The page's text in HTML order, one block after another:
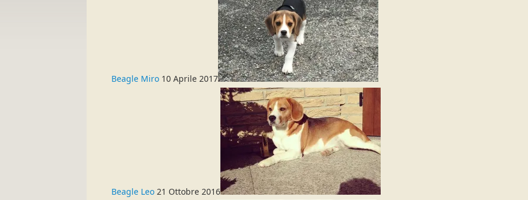
Beagle Miro 10 Aprile 2017
Beagle Leo 21 Ottobre 2016